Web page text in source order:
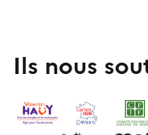
Ils nous